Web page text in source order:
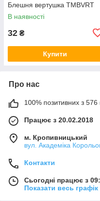
Блешня вертушка TMBVRT
В наявності
32 ₴
Купити
Про нас
100% позитивних з 576
Працює з 20.02.2018
м. Кропивницький
вул. Академіка
Контакти
Сьогодні працює з
Показати весь